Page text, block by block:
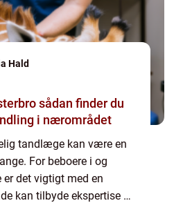
Hald
finder du
i nærområdet
tandlæge kan være en
For beboere i og
det vigtigt med en
kan tilbyde ekspertise og